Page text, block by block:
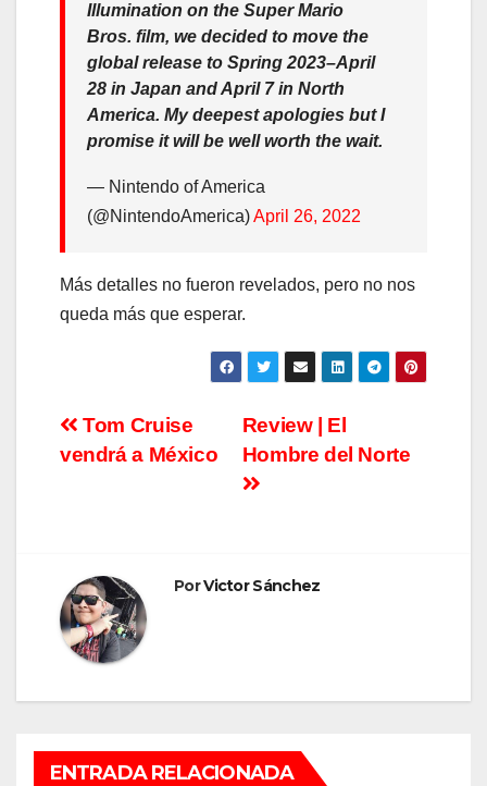
Illumination on the Super Mario
Bros. film, we decided to move the
global release to Spring 2023–April
28 in Japan and April 7 in North
America. My deepest apologies but I
promise it will be well worth the wait.
— Nintendo of America
(@NintendoAmerica)April 26, 2022
Más detalles no fueron revelados, pero no nos
queda más que esperar.
NavegaciónReview | El
Hombre del Norte
Tom Cruise
vendrá a México
PorVictor Sánchez
ENTRADA RELACIONADA